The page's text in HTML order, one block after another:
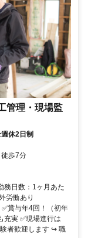
管理・現場監
休2日制
歩7分
務日数：1ヶ月あた
労働あり
賞与年4回！（初年
充実 ✅現場進行は
験者歓迎します ↪ 職